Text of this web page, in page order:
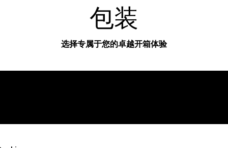
包装
选择专属于您的卓越开箱体验